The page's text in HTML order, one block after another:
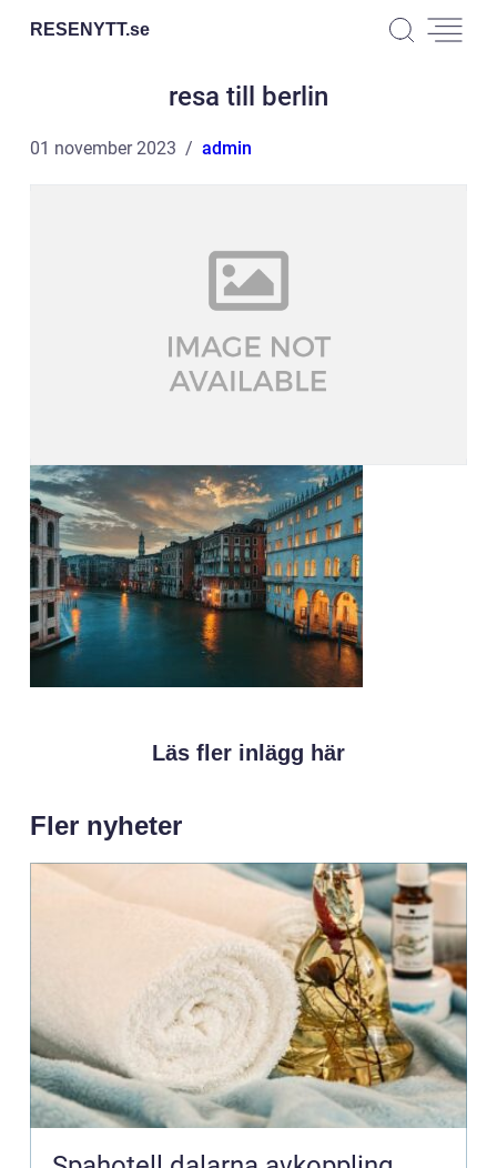
RESENYTT.se
resa till berlin
01 november 2023 admin
Läs fler inlägg här
Fler nyheter